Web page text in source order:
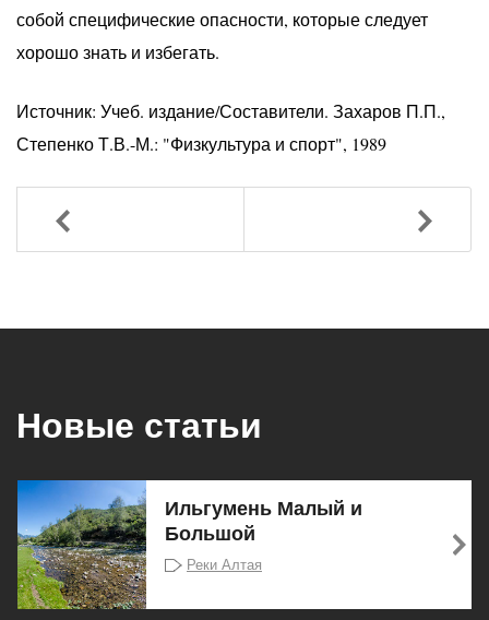
собой специфические опасности, которые следует
хорошо знать и избегать.
Источник: Учеб. издание/Составители. Захаров П.П.,
Степенко Т.В.-М.: "Физкультура и спорт", 1989
Назад Вперед
Новые статьи
Ильгумень Малый и
Большой
Реки Алтая